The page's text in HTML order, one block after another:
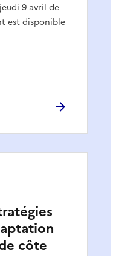
9 avril de
est disponible
côte